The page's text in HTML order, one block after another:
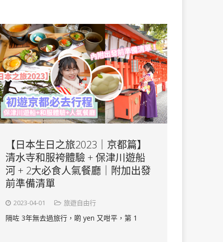
【日本生日之旅2023｜京都篇】
清水寺和服袴體驗 + 保津川遊船
河 + 2大必食人氣餐廳｜附加出發
前準備清單
2023-04-01 旅遊自由行
隔咗 3年無去過旅行，啲 yen 又咁平，第 1